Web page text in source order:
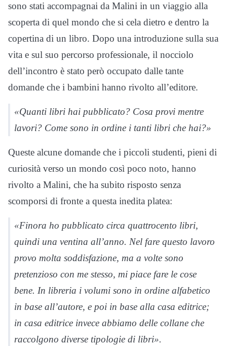
sono stati accompagnai da Malini in un viaggio alla
scoperta di quel mondo che si cela dietro e dentro la
copertina di un libro. Dopo una introduzione sulla sua
vita e sul suo percorso professionale, il nocciolo
dell’incontro è stato però occupato dalle tante
domande che i bambini hanno rivolto all’editore.
«Quanti libri hai pubblicato? Cosa provi mentre
lavori? Come sono in ordine i tanti libri che hai?»
Queste alcune domande che i piccoli studenti, pieni di
curiosità verso un mondo così poco noto, hanno
rivolto a Malini, che ha subito risposto senza
scomporsi di fronte a questa inedita platea:
«Finora ho pubblicato circa quattrocento libri,
quindi una ventina all’anno. Nel fare questo lavoro
provo molta soddisfazione, ma a volte sono
pretenzioso con me stesso, mi piace fare le cose
bene. In libreria i volumi sono in ordine alfabetico
in base all’autore, e poi in base alla casa editrice;
in casa editrice invece abbiamo delle collane che
raccolgono diverse tipologie di libri».